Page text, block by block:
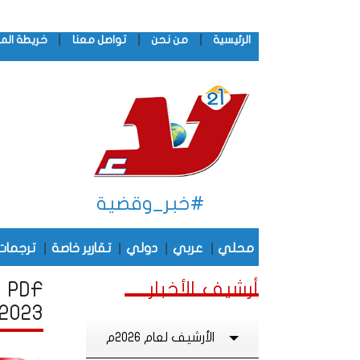
الرئيسية من نحن تواصل معنا خريطة
#خبر_وقضية
محلي عربي دولي تقارير خاصة
2023
أرشيف الأخبار
الأرشيف لعام 2026م